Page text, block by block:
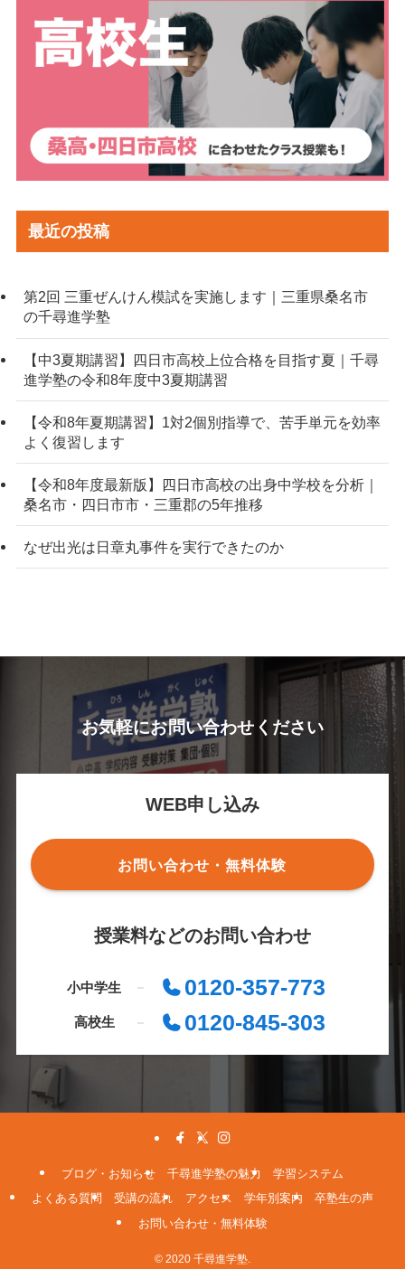
最近の投稿
第2回 三重ぜんけん模試を実施します｜三重県桑名市
の千尋進学塾
【中3夏期講習】四日市高校上位合格を目指す夏｜千尋
進学塾の令和8年度中3夏期講習
【令和8年夏期講習】1対2個別指導で、苦手単元を効率
よく復習します
【令和8年度最新版】四日市高校の出身中学校を分析｜
桑名市・四日市市・三重郡の5年推移
なぜ出光は日章丸事件を実行できたのか
お気軽にお問い合わせください
WEB申し込み
お問い合わせ・無料体験
授業料などのお問い合わせ
小中学生 0120-357-773
高校生 0120-845-303
ブログ・お知らせ 千尋進学塾の魅力
学習システム
よくある質問
受講の流れ アクセス 学年別案内
卒塾生の声
お問い合わせ・無料体験
© 2020 千尋進学塾.